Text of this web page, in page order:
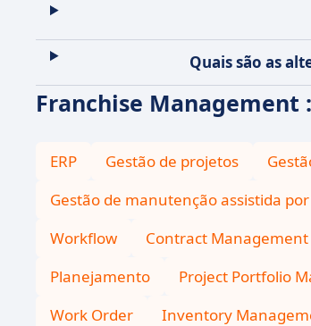
Quais são as
Franchise Management
ERP Gestão de projetos
Gestão de manutenção assistida
Workflow
Contract Management
Planejamento
Project Portfolio
Work Order
Inventory